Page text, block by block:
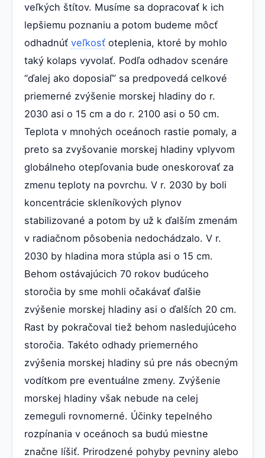
veľkých štítov. Musíme sa dopracovať k ich
lepšiemu poznaniu a potom budeme môcť
odhadnúť veľkosť oteplenia, ktoré by mohlo
taký kolaps vyvolať. Podľa odhadov scenáre
“ďalej ako doposiaľ” sa predpovedá celkové
priemerné zvýšenie morskej hladiny do r.
2030 asi o 15 cm a do r. 2100 asi o 50 cm.
Teplota v mnohých oceánoch rastie pomaly, a
preto sa zvyšovanie morskej hladiny vplyvom
globálneho otepľovania bude oneskorovať za
zmenu teploty na povrchu. V r. 2030 by boli
koncentrácie skleníkových plynov
stabilizované a potom by už k ďalším zmenám
v radiačnom pôsobenia nedochádzalo. V r.
2030 by hladina mora stúpla asi o 15 cm.
Behom ostávajúcich 70 rokov budúceho
storočia by sme mohli očakávať ďalšie
zvýšenie morskej hladiny asi o ďalších 20 cm.
Rast by pokračoval tiež behom nasledujúceho
storočia. Takéto odhady priemerného
zvýšenia morskej hladiny sú pre nás obecným
vodítkom pre eventuálne zmeny. Zvýšenie
morskej hladiny však nebude na celej
zemeguli rovnomerné. Účinky tepelného
rozpínania v oceánoch sa budú miestne
značne líšiť. Prirodzené pohyby pevniny alebo